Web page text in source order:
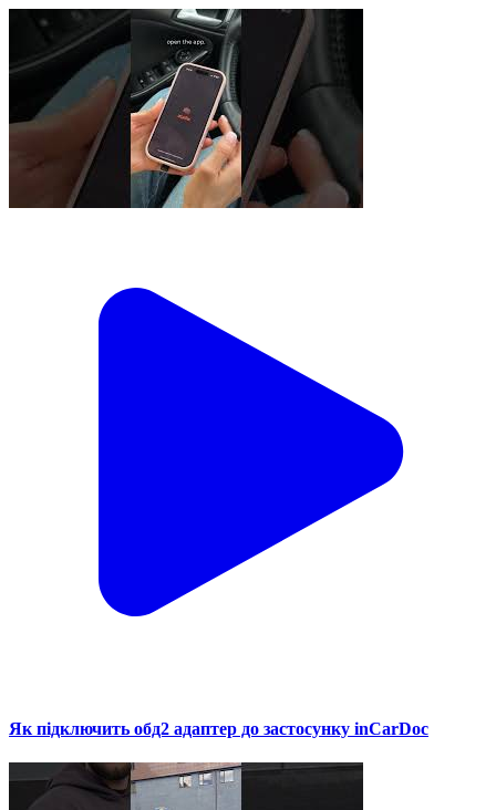
Як підключить обд2 адаптер до застосунку inCarDoc